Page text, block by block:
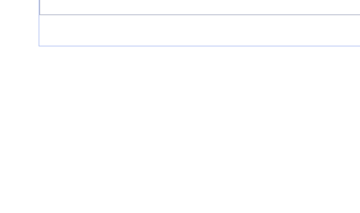
des mesures pour une